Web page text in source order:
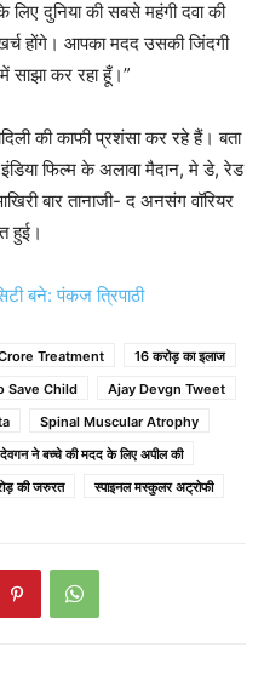
दुनिया की सबसे महंगी दवा की
होंगे। आपका मदद उसकी जिंदगी
कर रहा हूँ।”
की काफी प्रशंसा कर रहे हैं। बता
फिल्म के अलावा मैदान, मे डे, रेड
बार तानाजी- द अनसंग वॉरियर
हुई।
बने: पंकज त्रिपाठी
Treatment
16 करोड़ का इलाज
Save Child
Ajay Devgn Tweet
Spinal Muscular Atrophy
ने बच्चे की मदद के लिए अपील की
की जरुरत स्पाइनल मस्कुलर अट्रोफी